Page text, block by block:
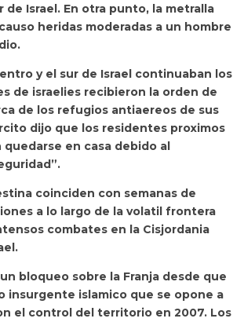
de Israel. En otra punto, la metralla
heridas moderadas a un hombre
y el sur de Israel continuaban los
de israelies recibieron la orden de
de los refugios antiaereos de sus
dijo que los residentes proximos
quedarse en casa debido al
coinciden con semanas de
a lo largo de la volatil frontera
combates en la Cisjordania
bloqueo sobre la Franja desde que
insurgente islamico que se opone a
el control del territorio en 2007. Los